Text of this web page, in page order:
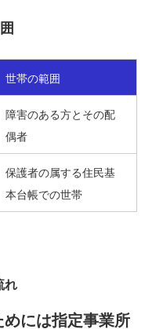
世帯の範囲
障害のある方とその配
偶者
保護者の属する住民基
本台帳での世帯
れ
には指定事業所